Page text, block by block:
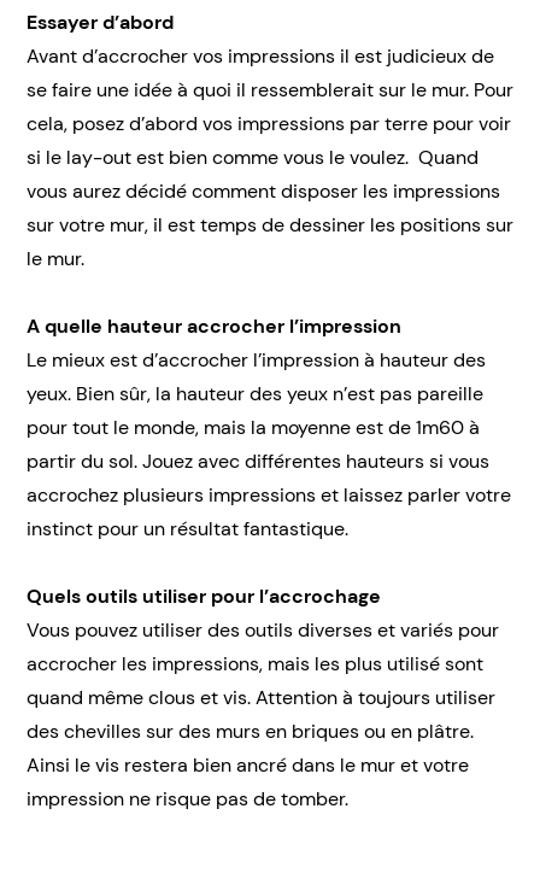
Essayer d’abord
Avant d’accrocher vos impressions il est judicieux de
se faire une idée à quoi il ressemblerait sur le mur. Pour
cela, posez d’abord vos impressions par terre pour voir
si le lay-out est bien comme vous le voulez. Quand
vous aurez décidé comment disposer les impressions
sur votre mur, il est temps de dessiner les positions sur
le mur.
A quelle hauteur accrocher l’impression
Le mieux est d’accrocher l’impression à hauteur des
yeux. Bien sûr, la hauteur des yeux n’est pas pareille
pour tout le monde, mais la moyenne est de 1m60 à
partir du sol. Jouez avec différentes hauteurs si vous
accrochez plusieurs impressions et laissez parler votre
instinct pour un résultat fantastique.
Quels outils utiliser pour l’accrochage
Vous pouvez utiliser des outils diverses et variés pour
accrocher les impressions, mais les plus utilisé sont
quand même clous et vis. Attention à toujours utiliser
des chevilles sur des murs en briques ou en plâtre.
Ainsi le vis restera bien ancré dans le mur et votre
impression ne risque pas de tomber.